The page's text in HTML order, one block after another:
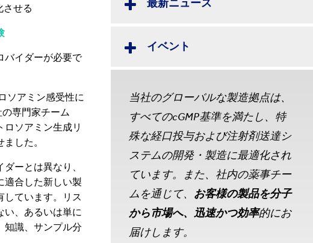
させる
バイダーが必要で
ソアミン感受性に
専門家チーム
ソアミン生成リ
した。
ーとは異なり、
適合した新しい製
しています。リス
い、あるいは単に
知識、サンプル分
最新ニュース
イベント
当社のグローバルな製造拠点は、
すべてのcGMP基準を満たし、特
殊な経口投与および注射剤送達シ
ステムの開発・製造に最適化され
ています。また、社内の薬事チー
ムを通じて、 お客様の製品を分子
から市場へ、迅速かつ効率的にお
届けします。